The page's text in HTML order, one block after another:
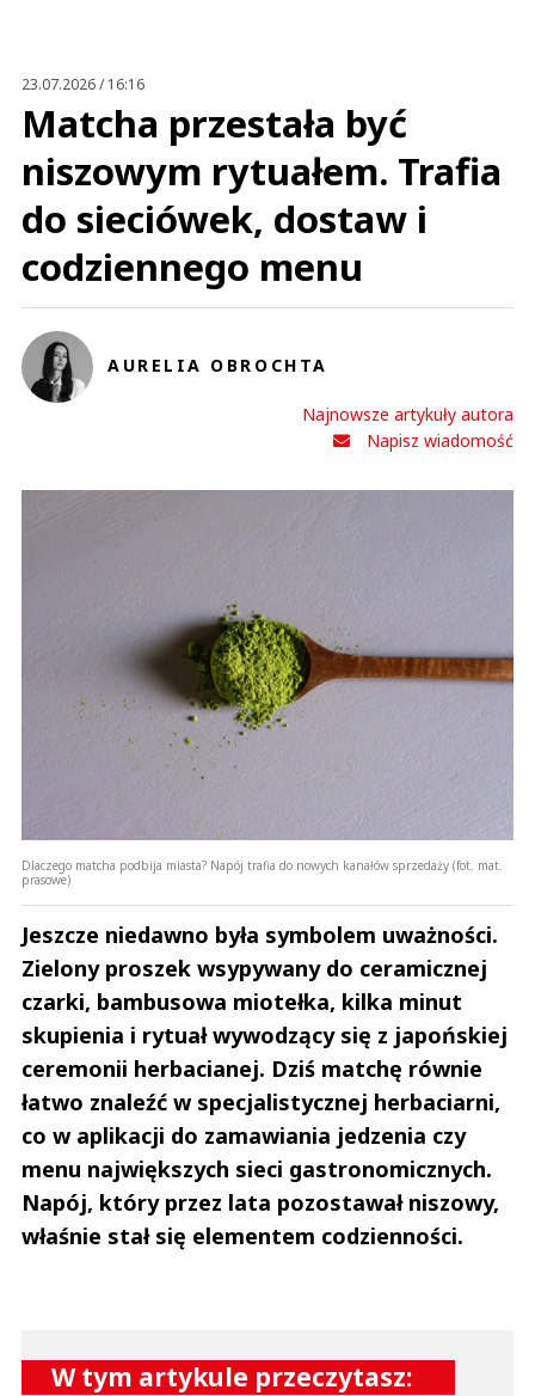
23.07.2026 / 16:16
Matcha przestała być
niszowym rytuałem. Trafia
do sieciówek, dostaw i
codziennego menu
AURELIA OBROCHTA
Najnowsze artykuły autora
Napisz wiadomość
Dlaczego matcha podbija miasta? Napój trafia do nowych kanałów sprzedaży (fot. mat.
prasowe)
Jeszcze niedawno była symbolem uważności.
Zielony proszek wsypywany do ceramicznej
czarki, bambusowa miotełka, kilka minut
skupienia i rytuał wywodzący się z japońskiej
ceremonii herbacianej. Dziś matchę równie
łatwo znaleźć w specjalistycznej herbaciarni,
co w aplikacji do zamawiania jedzenia czy
menu największych sieci gastronomicznych.
Napój, który przez lata pozostawał niszowy,
właśnie stał się elementem codzienności.
W tym artykule przeczytasz: